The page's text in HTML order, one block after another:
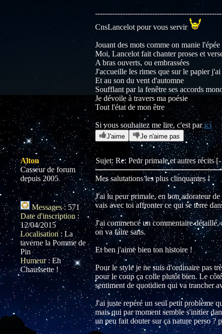
CnsLancelot pour vous servir
Jouant des mots comme on manie l'épée
Moi, Lancelot fait chanter proses et
A bras ouverts, ou embrassées
J'accueille les rimes que sur le papier j'ai
Et au son du vent d'automne
Soufflant par la fenêtre ses accords
Je dévoile à travers ma poésie
Tout l'état de mon être
Si vous souhaitez me lire, c'est parici
J'aime Je n'aime pas
Alton
Casseur de forum
depuis 2005
Messages: 571
Date d'inscription:
12/04/2015
Localisation: La
taverne la Pomme de
Pin
Humeur: Eh
Chaussette !
Sujet: Re: Peur primale et autres
Mes salutations les plus clinquantes !
J'ai lu peur primale, en bon adorateur
vais avec toi affronter ce qui se terre
J'ai commencé un commentaire
on va faire sans.
Et ben j'aime bien ton histoire !
Pour le style je ne suis d'ordinaire pas
pour le coup ça colle plutôt bien. Le
sentiment de quotidien qui va trancher
J'ai juste repéré un seul petit problème
mais qui par moment semble s'initier
un peu fait douter sur ça nature perso ?